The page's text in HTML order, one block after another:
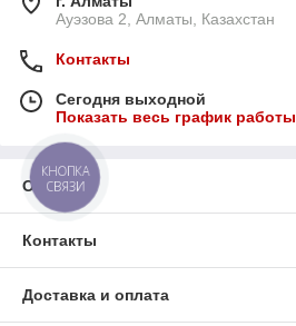
Ауэзова 2, Алматы, Казахстан
Контакты
Сегодня выходной
Показать весь график работы
О нас
Контакты
Доставка и оплата
КНОПКА
СВЯЗИ